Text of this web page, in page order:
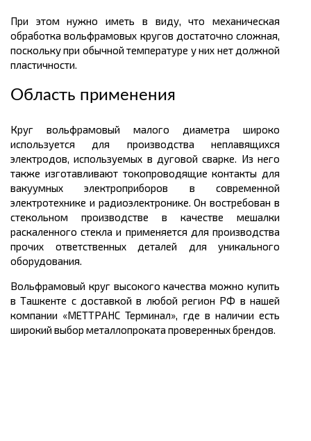
При этом нужно иметь в виду, что механическая
обработка вольфрамовых кругов достаточно сложная,
поскольку при обычной температуре у них нет должной
пластичности.
Область применения
Круг вольфрамовый малого диаметра широко
используется для производства неплавящихся
электродов, используемых в дуговой сварке. Из него
также изготавливают токопроводящие контакты для
вакуумных электроприборов в современной
электротехнике и радиоэлектронике. Он востребован в
стекольном производстве в качестве мешалки
раскаленного стекла и применяется для производства
прочих ответственных деталей для уникального
оборудования.
Вольфрамовый круг высокого качества можно купить
в Ташкенте с доставкой в любой регион РФ в нашей
компании «МЕТТРАНС Терминал», где в наличии есть
широкий выбор металлопроката проверенных брендов.